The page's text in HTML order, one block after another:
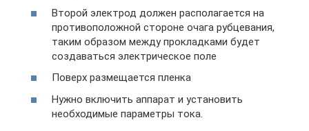
Второй электрод должен располагается на
противоположной стороне очага рубцевания,
таким образом между прокладками будет
создаваться электрическое поле
Поверх размещается пленка
Нужно включить аппарат и установить
необходимые параметры тока.